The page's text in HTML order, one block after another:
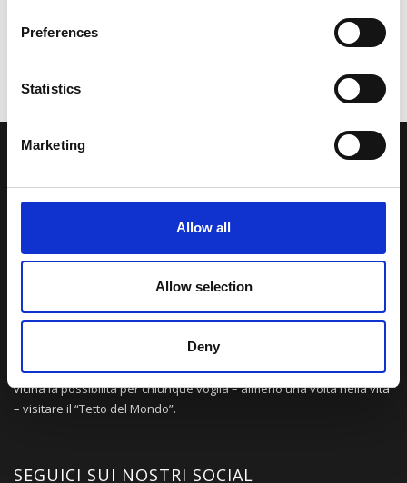
Preferences
Statistics
Marketing
Allow all
Allow selection
Deny
Una comunità di appassionati della cultura tibetana che hanno
Una regione affascinante, densa di spiritualità che con i suoi
paesaggi e la sua gente è capace di riempire il cuore.
Attraverso i nostri contributi cercheremo agevolare la conoscenza
della cultura, della storia e della religione del paese e rendere più
vicina la possibilità per chiunque voglia – almeno una volta nella vita
– visitare il “Tetto del Mondo”.
SEGUICI SUI NOSTRI SOCIAL